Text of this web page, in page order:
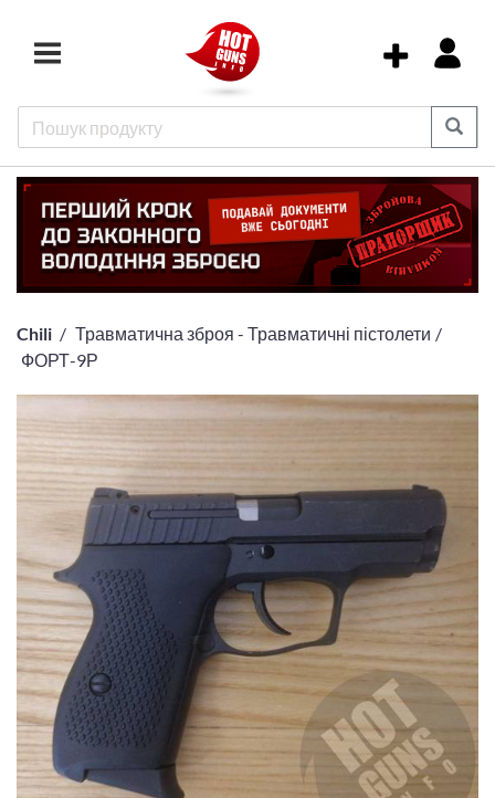
Chili
Травматична зброя - Травматичні пістолети
ФОРТ-9Р